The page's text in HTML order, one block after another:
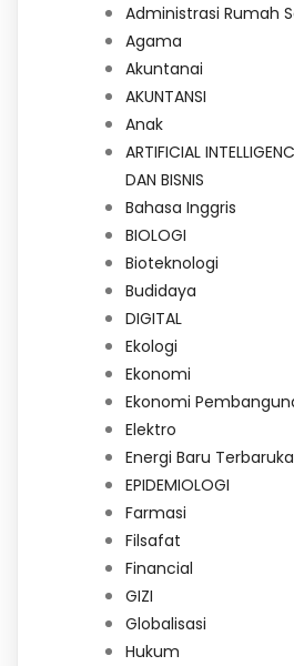
Administrasi Rumah
Agama
Akuntanai
AKUNTANSI
Anak
ARTIFICIAL
DAN BISNIS
Bahasa Inggris
BIOLOGI
Bioteknologi
Budidaya
DIGITAL
Ekologi
Ekonomi
Ekonomi
Elektro
Energi Baru
EPIDEMIOLOGI
Farmasi
Filsafat
Financial
GIZI
Globalisasi
Hukum